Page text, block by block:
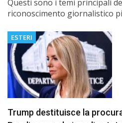
Questi sono i temi principali
riconoscimento giornalistico
ESTERI
Trump destituisce la